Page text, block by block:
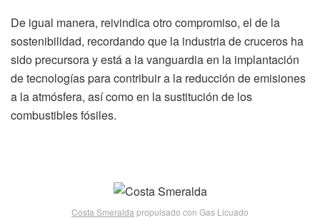
De igual manera, reivindica otro compromiso, el de la
sostenibilidad, recordando que la industria de cruceros ha
sido precursora y está a la vanguardia en la implantación
de tecnologías para contribuir a la reducción de emisiones
a la atmósfera, así como en la sustitución de los
combustibles fósiles.
Costa Smeraldapropulsado con Gas Licuado